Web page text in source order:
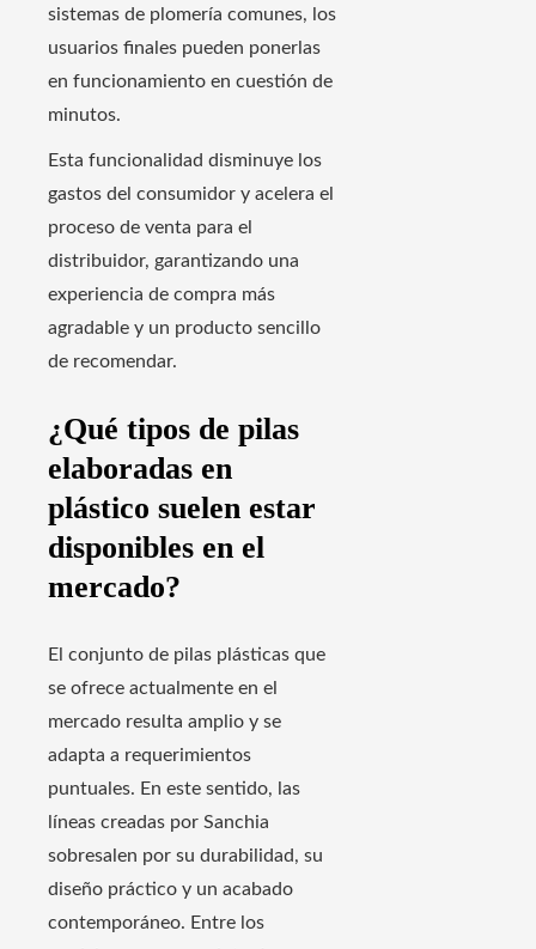
sistemas de plomería comunes, los
usuarios finales pueden ponerlas
en funcionamiento en cuestión de
minutos.
Esta funcionalidad disminuye los
gastos del consumidor y acelera el
proceso de venta para el
distribuidor, garantizando una
experiencia de compra más
agradable y un producto sencillo
de recomendar.
¿Qué tipos de pilas
elaboradas en
plástico suelen estar
disponibles en el
mercado?
El conjunto de pilas plásticas que
se ofrece actualmente en el
mercado resulta amplio y se
adapta a requerimientos
puntuales. En este sentido, las
líneas creadas por Sanchia
sobresalen por su durabilidad, su
diseño práctico y un acabado
contemporáneo. Entre los